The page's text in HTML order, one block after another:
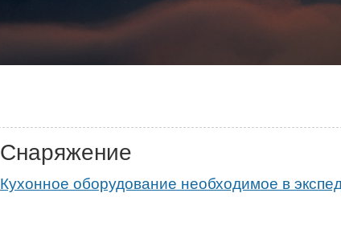
Снаряжение
Кухонное оборудование необходимое в